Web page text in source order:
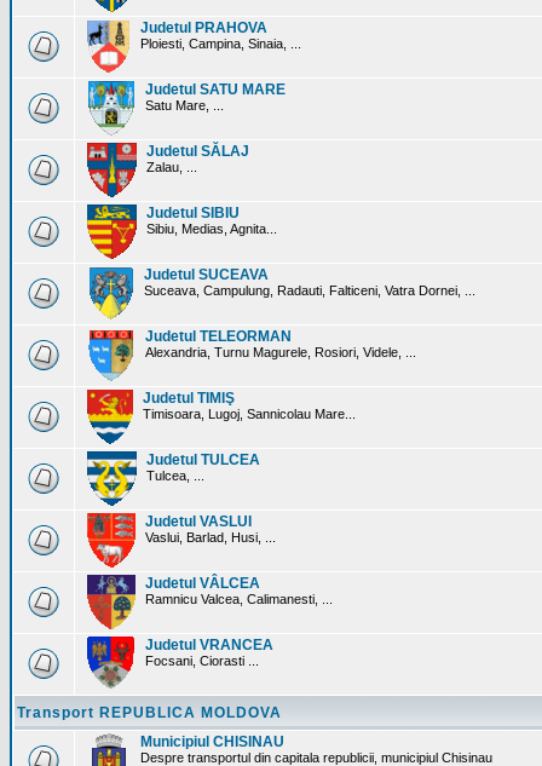
Judetul PRAHOVA
Ploiesti, Campina, Sinaia, ...
Judetul SATU MARE
Satu Mare, ...
Judetul SĂLAJ
Zalau, ...
Judetul SIBIU
Sibiu, Medias, Agnita...
Judetul SUCEAVA
Suceava, Campulung, Radauti, Falticeni, Vatra Dornei, ...
Judetul TELEORMAN
Alexandria, Turnu Magurele, Rosiori, Videle, ...
Judetul TIMIŞ
Timisoara, Lugoj, Sannicolau Mare...
Judetul TULCEA
Tulcea, ...
Judetul VASLUI
Vaslui, Barlad, Husi, ...
Judetul VÂLCEA
Ramnicu Valcea, Calimanesti, ...
Judetul VRANCEA
Focsani, Ciorasti ...
Transport REPUBLICA MOLDOVA
Municipiul CHISINAU
Despre transportul din capitala republicii, municipiul Chisinau